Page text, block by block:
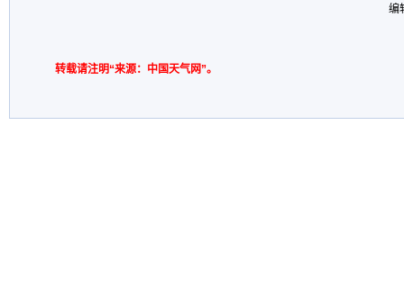
编
转载请注明“来源：中国天气网”。